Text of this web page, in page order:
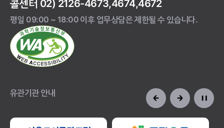
콜센터 02) 2126-4673,4674,4672
평일 09:00 ~ 18:00 이후 업무상담은 제한될 수 있습니다.
유관기관 안내